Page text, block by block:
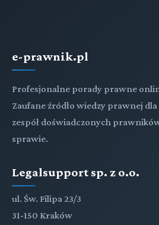
e-prawnik.pl
Profesjonalne porady prawne
Zaufane źródło wiedzy prawnej
zespół doświadczonych
sprawie.
Legalsupport sp. z o.o.
ul. Św. Filipa 23/3
31-150 Kraków